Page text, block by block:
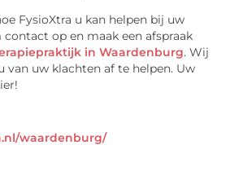
FysioXtra u kan helpen bij uw
contact op en maak een afspraak
in Waardenburg. Wij
van uw klachten af te helpen. Uw
waardenburg/